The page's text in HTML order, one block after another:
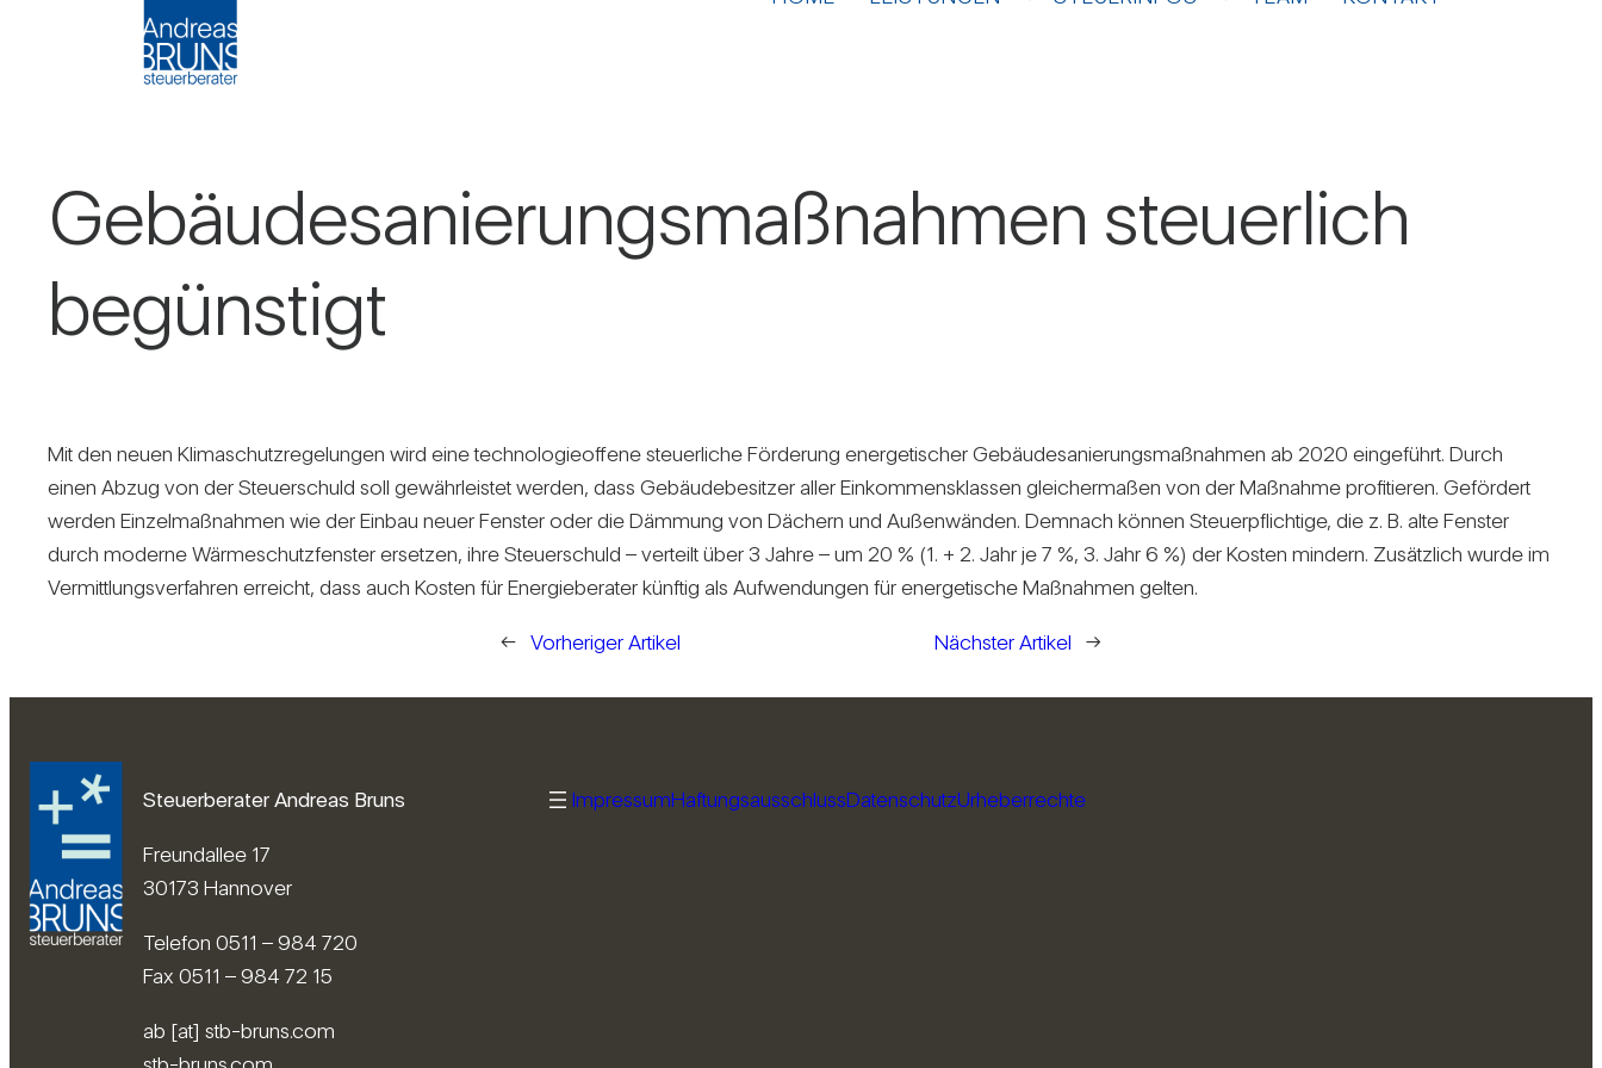
Gebäu­de­sa­nie­rungs­maß­nahmen steu­er­lich
begüns­tigt
Mit den neuen Kli­ma­schutz­re­ge­lungen wird eine tech­no­lo­gie­of­fene steu­er­liche För­de­rung ener­ge­ti­scher Gebäu­de­sa­nie­rungs­maß­nahmen ab 2020 ein­ge­führt. Durch
einen Abzug von der Steu­er­schuld soll gewähr­leistet werden, dass Gebäu­de­be­sitzer aller Ein­kom­mens­klassen glei­cher­maßen von der Maß­nahme pro­fi­tieren. Geför­dert
werden Ein­zel­maß­nahmen wie der Einbau neuer Fenster oder die Däm­mung von Dächern und Außen­wänden. Dem­nach können Steu­er­pflich­tige, die z. B. alte Fenster
durch moderne Wär­me­schutz­fenster ersetzen, ihre Steu­er­schuld – ver­teilt über 3 Jahre – um 20 % (1. + 2. Jahr je 7 %, 3. Jahr 6 %) der Kosten min­dern. Zusätz­lich wurde im
Ver­mitt­lungs­ver­fahren erreicht, dass auch Kosten für Ener­gie­be­rater künftig als Auf­wen­dungen für ener­ge­ti­sche Maß­nahmen gelten.
← Vorheriger Artikel Nächster Artikel →
Steuerberater Andreas Bruns
Freundallee 17
30173 Hannover
Telefon 0511 – 984 720
Fax 0511 – 984 72 15
ab [at] stb-bruns.com
ImpressumHaftungsausschlussDatenschutzUrheberrechte